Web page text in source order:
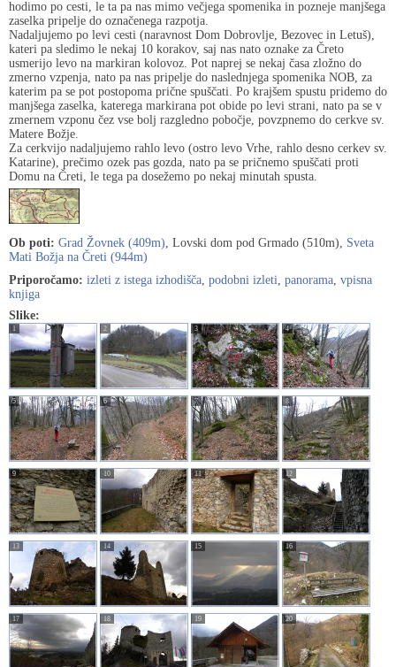
hodimo po cesti, le ta pa nas mimo večjega spomenika in pozneje manjšega
zaselka pripelje do označenega razpotja.
Nadaljujemo po levi cesti (naravnost Dom Dobrovlje, Bezovec in Letuš),
kateri pa sledimo le nekaj 10 korakov, saj nas nato oznake za Čreto
usmerijo levo na markiran kolovoz. Pot naprej se nekaj časa zložno do
zmerno vzpenja, nato pa nas pripelje do naslednjega spomenika NOB, za
katerim pa se pot postopoma prične spuščati. Po krajšem spustu pridemo do
manjšega zaselka, katerega markirana pot obide po levi strani, nato pa se v
zmernem vzponu čez vse bolj razgledno pobočje, povzpnemo do cerkve sv.
Matere Božje.
Za cerkvijo nadaljujemo rahlo levo (ostro levo Vrhe, rahlo desno cerkev sv.
Katarine), prečimo ozek pas gozda, nato pa se pričnemo spuščati proti
Domu na Čreti, le tega pa dosežemo po nekaj minutah spusta.
Ob poti: Grad Žovnek (409m), Lovski dom pod Grmado (510m), Sveta
Mati Božja na Čreti (944m)
Priporočamo: izleti z istega izhodišča, podobni izleti, panorama, vpisna
knjiga
Slike:
1 2 3 4
5 6 7 8
9 10 11 12
13 14 15 16
17 18 19 20